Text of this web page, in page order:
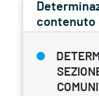
contenuto